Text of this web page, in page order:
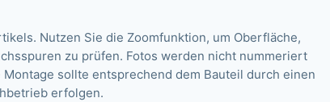
Nutzen Sie die Zoomfunktion, um Oberfläche,
zu prüfen. Fotos werden nicht nummeriert
sollte entsprechend dem Bauteil durch einen
erfolgen.